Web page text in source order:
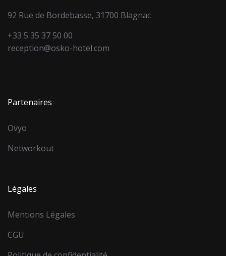
92 Rue de Bordebasse, 31700 Blagnac
+33 5 35 37 50 00
reception@osko-hotel.com
Partenaires
Ovyo
Networkout
Légales
Mentions Légales
CGU